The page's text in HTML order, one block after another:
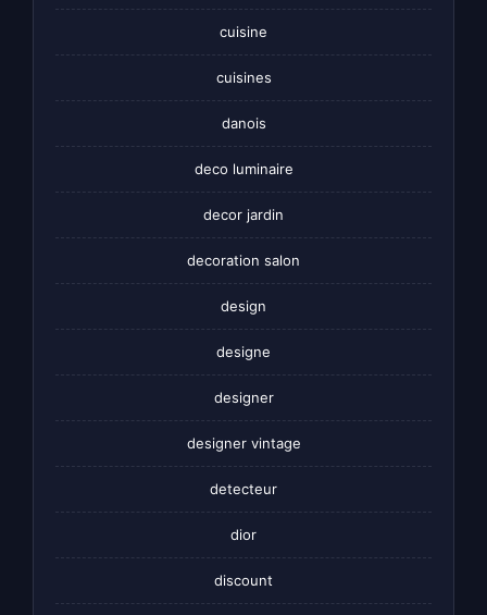
cuisine
cuisines
danois
deco luminaire
decor jardin
decoration salon
design
designe
designer
designer vintage
detecteur
dior
discount